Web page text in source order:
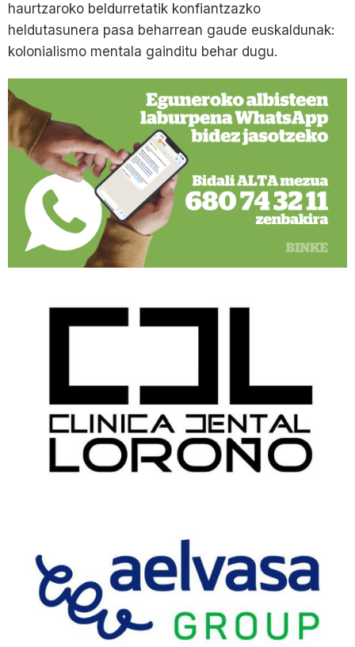
haurtzaroko beldurretatik konfiantzazko
heldutasunera pasa beharrean gaude euskaldunak:
kolonialismo mentala gainditu behar dugu.